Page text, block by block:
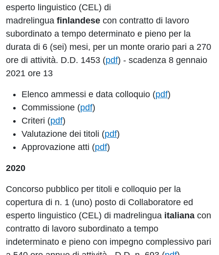
esperto linguistico (CEL) di
madrelingua finlandese con contratto di lavoro
subordinato a tempo determinato e pieno per la
durata di 6 (sei) mesi, per un monte orario pari a 270
ore di attività. D.D. 1453 (pdf) - scadenza 8 gennaio
2021 ore 13
Elenco ammessi e data colloquio (pdf)
Commissione (pdf)
Criteri (pdf)
Valutazione dei titoli (pdf)
Approvazione atti (pdf)
2020
Concorso pubblico per titoli e colloquio per la
copertura di n. 1 (uno) posto di Collaboratore ed
esperto linguistico (CEL) di madrelingua italiana con
contratto di lavoro subordinato a tempo
indeterminato e pieno con impegno complessivo pari